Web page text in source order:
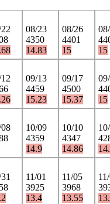
08/23
4350
14.83
08/26
4401
15
15
09/13
4459
15.23
09/17
4500
15.37
15
10/09
4359
14.9
10/10
4347
14.86
11/01
3925
13.4
11/05
3968
13.55